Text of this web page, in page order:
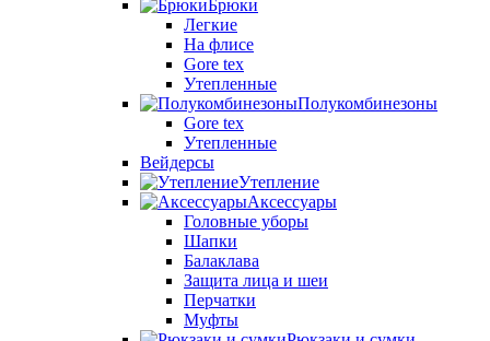
Брюки
Легкие
На флисе
Gore tex
Утепленные
Полукомбинезоны
Gore tex
Утепленные
Вейдерсы
Утепление
Аксессуары
Головные уборы
Шапки
Балаклава
Защита лица и шеи
Перчатки
Муфты